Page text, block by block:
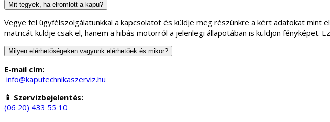
Mit tegyek, ha elromlott a kapu?
Vegye fel ügyfélszolgálatunkkal a kapcsolatot és küldje meg részünkre a kért adatokat mint
matricát küldje csak el, hanem a hibás motorról a jelenlegi állapotában is küldjön fényképet.
Milyen elérhetőségeken vagyunk elérhetőek és mikor?
E-mail cím:
info@kaputechnikaszerviz.hu
📱 Szervizbejelentés:
(06 20) 433 55 10